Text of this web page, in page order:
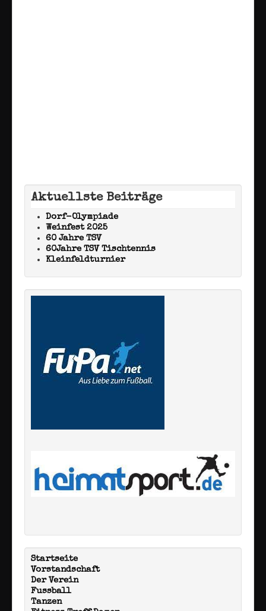
Aktuellste Beiträge
Dorf-Olympiade
Weinfest 2025
60 Jahre TSV
60Jahre TSV Tischtennis
Kleinfeldturnier
Startseite
Vorstandschaft
Der Verein
Fussball
Tanzen